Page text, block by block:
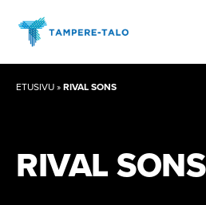
sisältöön
ETUSIVU»RIVAL SONS
RIVAL SONS